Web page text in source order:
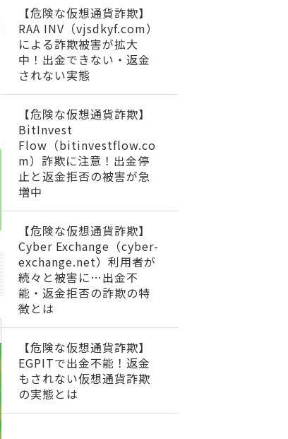
【危険な仮想通貨詐欺】
RAA INV（vjsdkyf.com）
による詐欺被害が拡大
中！出金できない・返金
されない実態
【危険な仮想通貨詐欺】
BitInvest
Flow（bitinvestflow.co
m）詐欺に注意！出金停
止と返金拒否の被害が急
増中
【危険な仮想通貨詐欺】
Cyber Exchange（cyber-
exchange.net）利用者が
続々と被害に…出金不
能・返金拒否の詐欺の特
徴とは
【危険な仮想通貨詐欺】
EGPITで出金不能！返金
もされない仮想通貨詐欺
の実態とは